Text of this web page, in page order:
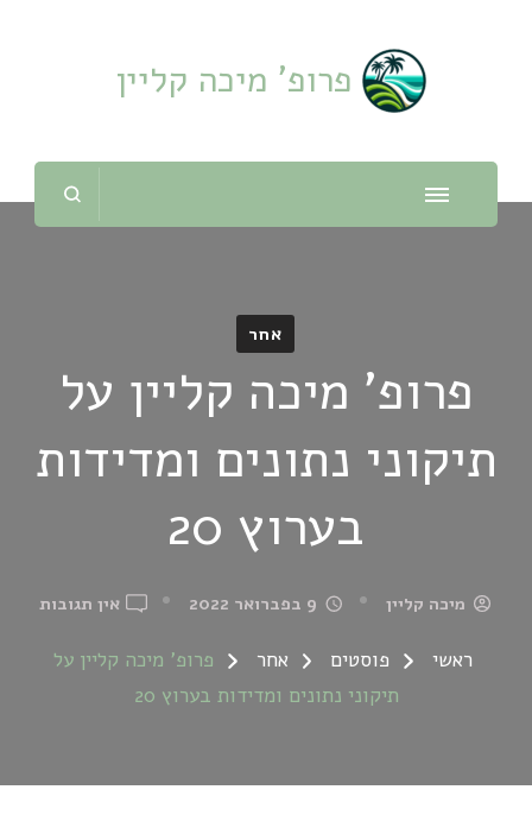
פרופ' מיכה קליין
אחר
פרופ' מיכה קליין על
תיקוני נתונים ומדידות
בערוץ 20
מיכה קליין 9 בפברואר 2022 אין תגובות
ראשי פוסטים אחר
פרופ' מיכה קליין על
תיקוני נתונים ומדידות בערוץ 20